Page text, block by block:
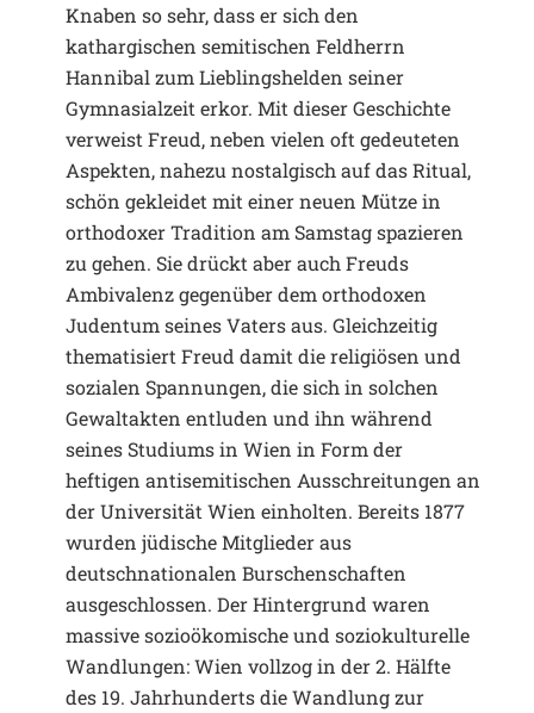
Knaben so sehr, dass er sich den
kathargischen semitischen Feldherrn
Hannibal zum Lieblingshelden seiner
Gymnasialzeit erkor. Mit dieser Geschichte
verweist Freud, neben vielen oft gedeuteten
Aspekten, nahezu nostalgisch auf das Ritual,
schön gekleidet mit einer neuen Mütze in
orthodoxer Tradition am Samstag spazieren
zu gehen. Sie drückt aber auch Freuds
Ambivalenz gegenüber dem orthodoxen
Judentum seines Vaters aus. Gleichzeitig
thematisiert Freud damit die religiösen und
sozialen Spannungen, die sich in solchen
Gewaltakten entluden und ihn während
seines Studiums in Wien in Form der
heftigen antisemitischen Ausschreitungen an
der Universität Wien einholten. Bereits 1877
wurden jüdische Mitglieder aus
deutschnationalen Burschenschaften
ausgeschlossen. Der Hintergrund waren
massive sozioökomische und soziokulturelle
Wandlungen: Wien vollzog in der 2. Hälfte
des 19. Jahrhunderts die Wandlung zur